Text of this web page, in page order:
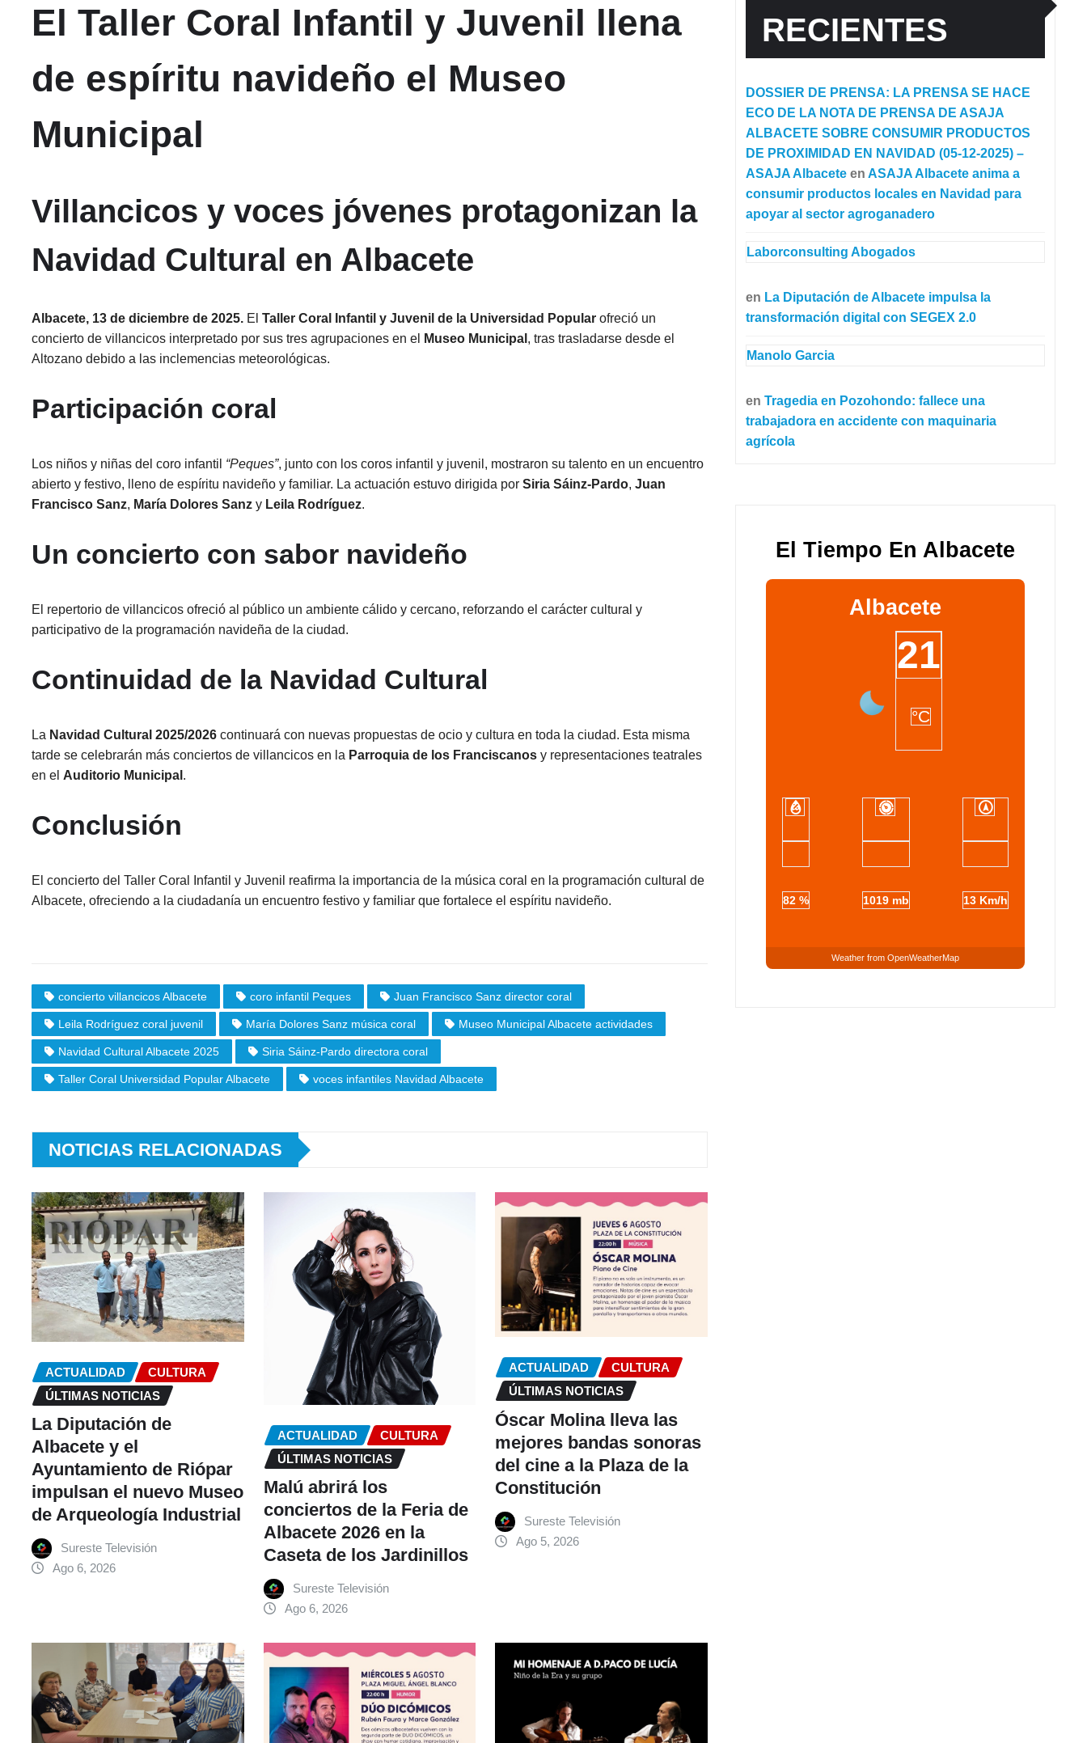
El Taller Coral Infantil y Juvenil llena
de espíritu navideño el Museo
Municipal
Villancicos y voces jóvenes protagonizan la
Navidad Cultural en Albacete
Albacete, 13 de diciembre de 2025. El Taller Coral Infantil y Juvenil de la Universidad Popular ofreció un
concierto de villancicos interpretado por sus tres agrupaciones en el
Museo Municipal , tras trasladarse desde el
Altozano debido a las inclemencias meteorológicas.
Participación coral
Los niños y niñas del coro infantil “Peques”, junto con los coros infantil y juvenil, mostraron su talento en un encuentro
abierto y festivo, lleno de espíritu navideño y familiar. La actuación estuvo dirigida por Siria Sáinz-Pardo, Juan
Francisco Sanz, María Dolores Sanz y Leila Rodríguez.
Un concierto con sabor navideño
El repertorio de villancicos ofreció al público un ambiente cálido y cercano, reforzando el carácter cultural y
participativo de la programación navideña de la ciudad.
Continuidad de la Navidad Cultural
La Navidad Cultural 2025/2026 continuará con nuevas propuestas de ocio y cultura en toda la ciudad. Esta misma
tarde se celebrarán más conciertos de villancicos en la Parroquia de los Franciscanos y representaciones teatrales
en el Auditorio Municipal .
Conclusión
El concierto del Taller Coral Infantil y Juvenil reafirma la importancia de la música coral en la programación cultural de
Albacete, ofreciendo a la ciudadanía un encuentro festivo y familiar que fortalece el espíritu navideño.
concierto villancicos Albacete coro infantil Peques Juan Francisco Sanz director coral
Leila Rodríguez coral juvenil María Dolores Sanz música coral Museo Municipal Albacete actividades
Navidad Cultural Albacete 2025 Siria Sáinz-Pardo directora coral
Taller Coral Universidad Popular Albacete voces infantiles Navidad Albacete
NOTICIAS RELACIONADAS
ACTUALIDAD
CULTURA
ÚLTIMAS NOTICIAS
La Diputación de
Albacete y el
Ayuntamiento de Riópar
impulsan el nuevo Museo
de Arqueología Industrial
Sureste Televisión
Ago 6, 2026
ACTUALIDAD
CULTURA
ÚLTIMAS NOTICIAS
Malú abrirá los
conciertos de la Feria de
Albacete 2026 en la
Caseta de los Jardinillos
Sureste Televisión
Ago 6, 2026
ACTUALIDAD
CULTURA
ÚLTIMAS NOTICIAS
Óscar Molina lleva las
mejores bandas sonoras
del cine a la Plaza de la
Constitución
Sureste Televisión
Ago 5, 2026
RECIENTES
DOSSIER DE PRENSA: LA PRENSA SE HACE
ECO DE LA NOTA DE PRENSA DE ASAJA
ALBACETE SOBRE CONSUMIR PRODUCTOS
DE PROXIMIDAD EN NAVIDAD (05-12-2025) –
ASAJA Albacete en ASAJA Albacete anima a
consumir productos locales en Navidad para
apoyar al sector agroganadero
Laborconsulting Abogados
en La Diputación de Albacete impulsa la
transformación digital con SEGEX 2.0
Manolo Garcia
en Tragedia en Pozohondo: fallece una
trabajadora en accidente con maquinaria
agrícola
El Tiempo En Albacete
Albacete
21
°C
82 % 1019 mb 13 Km/h
Weather from OpenWeatherMap